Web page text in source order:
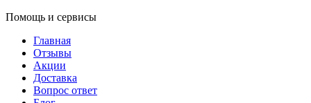
Помощь и сервисы
Главная
Отзывы
Акции
Доставка
Вопрос ответ